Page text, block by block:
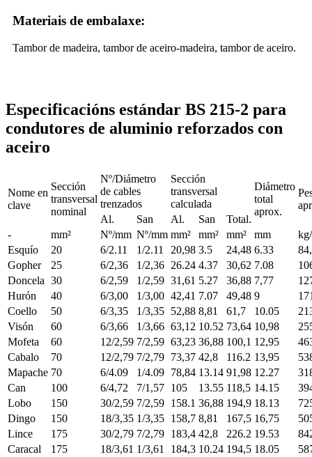
Materiais de embalaxe:
Tambor de madeira, tambor de aceiro-madeira, tambor de aceiro.
Especificacións estándar BS 215-2 para
condutores de aluminio reforzados con
aceiro
Nome en
clave
Sección
transversal
nominal
Nº/Diámetro
de cables
trenzados
Sección
transversal
calculada
Diámetro
total
aprox.
Al.
San Al. San
Total.
-
mm² Nº/mm Nº/mm mm² mm² mm² mm
Esquío
20 6/2.11 1/2.11 20,98 3.5 24,48 6.33
Gopher
25 6/2,36 1/2,36 26.24 4.37 30,62 7.08
Doncela 30 6/2,59 1/2,59 31,61 5.27 36,88 7,77
Hurón
40 6/3,00 1/3,00 42,41 7.07 49,48 9
Coello
50 6/3,35 1/3,35 52,88 8,81 61,7 10.05
Visón
60 6/3,66 1/3,66 63,12 10.52 73,64 10,98
Mofeta
60 12/2,59 7/2,59 63,23 36,88 100,1 12,95
Cabalo
70 12/2,79 7/2,79 73,37 42,8 116.2 13,95
Mapache 70 6/4.09 1/4.09 78,84 13.14 91,98 12.27
Can
100 6/4,72 7/1,57 105 13.55 118,5 14.15
Lobo
150 30/2,59 7/2,59 158.1 36,88 194,9 18.13
Dingo
150 18/3,35 1/3,35 158,7 8,81 167,5 16,75
Lince
175 30/2,79 7/2,79 183,4 42,8 226.2 19.53
Caracal
175 18/3,61 1/3,61 184,3 10.24 194,5 18.05